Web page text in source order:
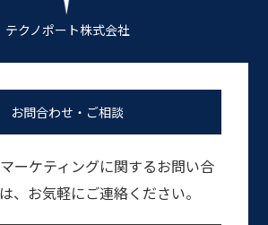
テクノポート株式会社
お問合わせ・ご相談
ーケティングに関するお問い合
、お気軽にご連絡ください。